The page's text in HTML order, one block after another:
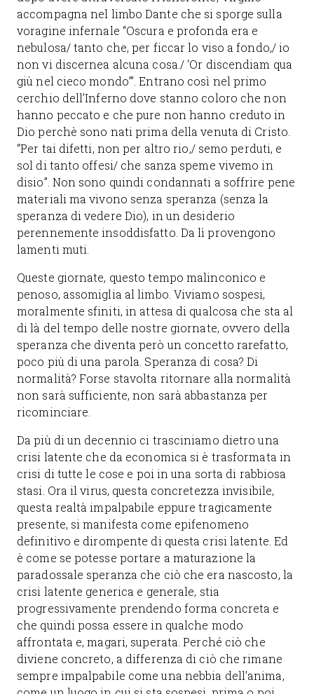
accompagna nel limbo Dante che si sporge sulla
voragine infernale “Oscura e profonda era e
nebulosa/ tanto che, per ficcar lo viso a fondo,/ io
non vi discernea alcuna cosa./ ‘Or discendiam qua
giù nel cieco mondo’”. Entrano così nel primo
cerchio dell’Inferno dove stanno coloro che non
hanno peccato e che pure non hanno creduto in
Dio perchè sono nati prima della venuta di Cristo.
“Per tai difetti, non per altro rio,/ semo perduti, e
sol di tanto offesi/ che sanza speme vivemo in
disio”. Non sono quindi condannati a soffrire pene
materiali ma vivono senza speranza (senza la
speranza di vedere Dio), in un desiderio
perennemente insoddisfatto. Da lì provengono
lamenti muti.
Queste giornate, questo tempo malinconico e
penoso, assomiglia al limbo. Viviamo sospesi,
moralmente sfiniti, in attesa di qualcosa che sta al
di là del tempo delle nostre giornate, ovvero della
speranza che diventa però un concetto rarefatto,
poco più di una parola. Speranza di cosa? Di
normalità? Forse stavolta ritornare alla normalità
non sarà sufficiente, non sarà abbastanza per
ricominciare.
Da più di un decennio ci trasciniamo dietro una
crisi latente che da economica si è trasformata in
crisi di tutte le cose e poi in una sorta di rabbiosa
stasi. Ora il virus, questa concretezza invisibile,
questa realtà impalpabile eppure tragicamente
presente, si manifesta come epifenomeno
definitivo e dirompente di questa crisi latente. Ed
è come se potesse portare a maturazione la
paradossale speranza che ciò che era nascosto, la
crisi latente generica e generale, stia
progressivamente prendendo forma concreta e
che quindi possa essere in qualche modo
affrontata e, magari, superata. Perché ciò che
diviene concreto, a differenza di ciò che rimane
sempre impalpabile come una nebbia dell’anima,